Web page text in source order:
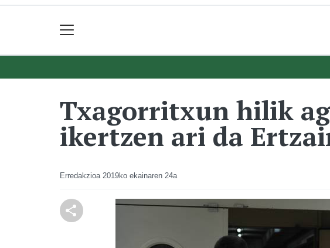
Txagorritxun hilik
ikertzen ari da
Erredakzioa 2019ko ekainaren 24a